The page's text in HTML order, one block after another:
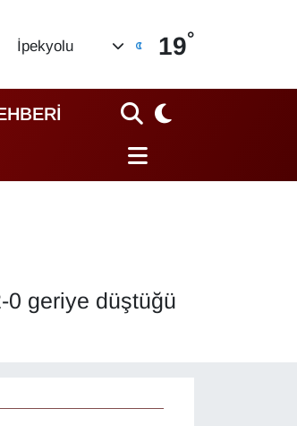
İpekyolu 19°
0 geriye düştüğü